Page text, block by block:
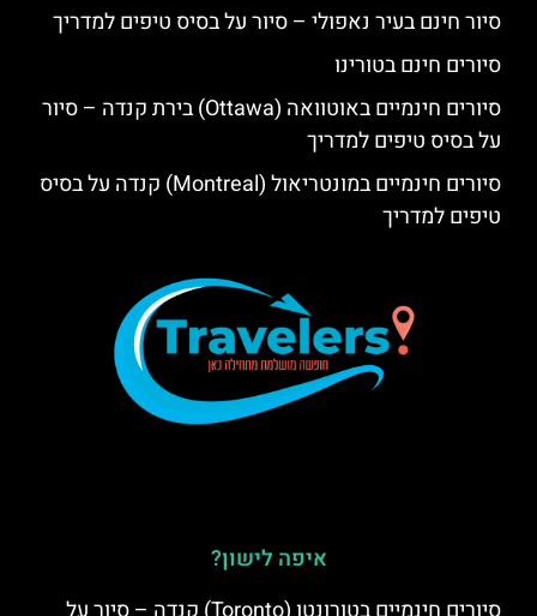
סיור חינם בעיר נאפולי – סיור על בסיס טיפים למדריך
סיורים חינם בטורינו
סיורים חינמיים באוטוואה (Ottawa) בירת קנדה – סיור
על בסיס טיפים למדריך
סיורים חינמיים במונטריאול (Montreal) קנדה על בסיס
טיפים למדריך
איפה לישון?